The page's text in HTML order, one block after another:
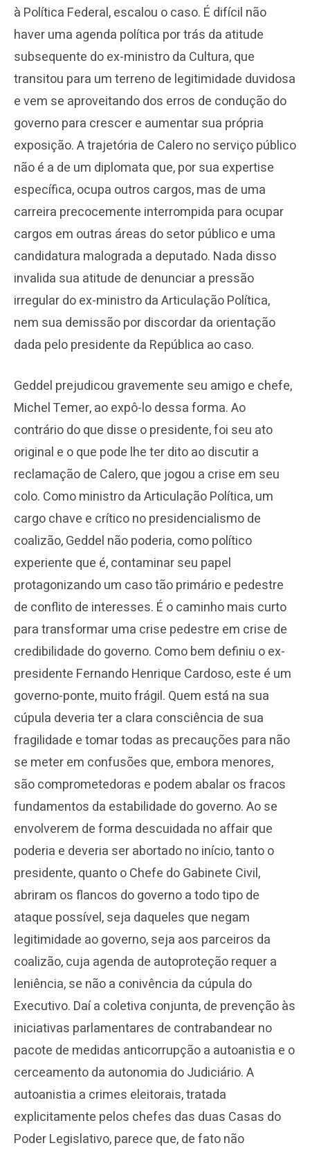
à Política Federal, escalou o caso. É difícil não
haver uma agenda política por trás da atitude
subsequente do ex-ministro da Cultura, que
transitou para um terreno de legitimidade duvidosa
e vem se aproveitando dos erros de condução do
governo para crescer e aumentar sua própria
exposição. A trajetória de Calero no serviço público
não é a de um diplomata que, por sua expertise
específica, ocupa outros cargos, mas de uma
carreira precocemente interrompida para ocupar
cargos em outras áreas do setor público e uma
candidatura malograda a deputado. Nada disso
invalida sua atitude de denunciar a pressão
irregular do ex-ministro da Articulação Política,
nem sua demissão por discordar da orientação
dada pelo presidente da República ao caso.
Geddel prejudicou gravemente seu amigo e chefe,
Michel Temer, ao expô-lo dessa forma. Ao
contrário do que disse o presidente, foi seu ato
original e o que pode lhe ter dito ao discutir a
reclamação de Calero, que jogou a crise em seu
colo. Como ministro da Articulação Política, um
cargo chave e crítico no presidencialismo de
coalizão, Geddel não poderia, como político
experiente que é, contaminar seu papel
protagonizando um caso tão primário e pedestre
de conflito de interesses. É o caminho mais curto
para transformar uma crise pedestre em crise de
credibilidade do governo. Como bem definiu o ex-
presidente Fernando Henrique Cardoso, este é um
governo-ponte, muito frágil. Quem está na sua
cúpula deveria ter a clara consciência de sua
fragilidade e tomar todas as precauções para não
se meter em confusões que, embora menores,
são comprometedoras e podem abalar os fracos
fundamentos da estabilidade do governo. Ao se
envolverem de forma descuidada no affair que
poderia e deveria ser abortado no início, tanto o
presidente, quanto o Chefe do Gabinete Civil,
abriram os flancos do governo a todo tipo de
ataque possível, seja daqueles que negam
legitimidade ao governo, seja aos parceiros da
coalizão, cuja agenda de autoproteção requer a
leniência, se não a conivência da cúpula do
Executivo. Daí a coletiva conjunta, de prevenção às
iniciativas parlamentares de contrabandear no
pacote de medidas anticorrupção a autoanistia e o
cerceamento da autonomia do Judiciário. A
autoanistia a crimes eleitorais, tratada
explicitamente pelos chefes das duas Casas do
Poder Legislativo, parece que, de fato não